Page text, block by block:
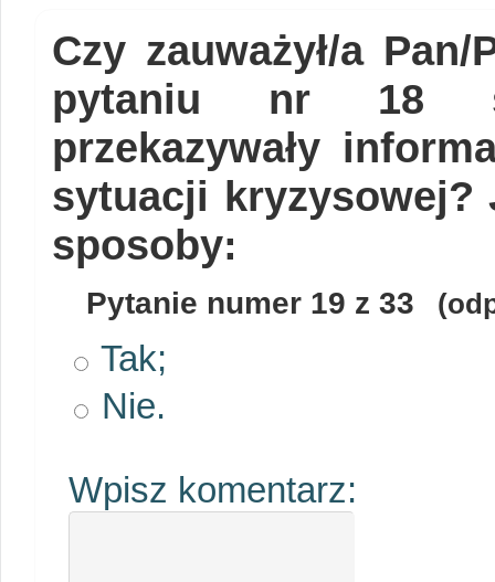
Czy zauważył/a
pytaniu nr 18
przekazywały
sytuacji kryzysowej?
sposoby:
Pytanie numer 19 z 33
Tak;
Nie.
Wpisz komentarz: